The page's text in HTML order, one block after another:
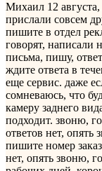
Михаил 12
прислали совсем
пишите в отдел
говорят, написали
письма, пишу,
ждите ответа в
еще сервис. даже
сомневаюсь, что
камеру заднего
подходит. звоню,
ответов нет, опять
пишите номер
нет, опять звоню,